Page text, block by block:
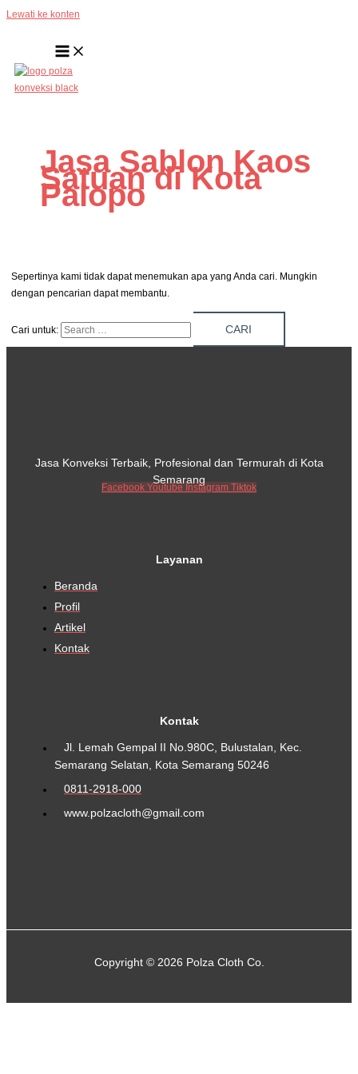
Lewati ke konten
Jasa Sablon Kaos
Satuan di Kota
Palopo
Sepertinya kami tidak dapat menemukan apa yang Anda cari. Mungkin
dengan pencarian dapat membantu.
Cari untuk:
Jasa Konveksi Terbaik, Profesional dan Termurah di Kota
Semarang
Facebook Youtube Instagram Tiktok
Layanan
Beranda
Profil
Artikel
Kontak
Kontak
Jl. Lemah Gempal II No.980C, Bulustalan, Kec.
Semarang Selatan, Kota Semarang 50246
0811-2918-000
www.polzacloth@gmail.com
Copyright © 2026 Polza Cloth Co.